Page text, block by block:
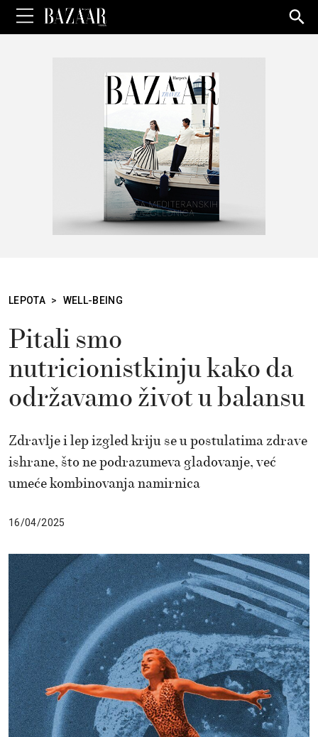
for:
LEPOTA > WELL-BEING
Pitali smo
nutricionistkinju kako da
održavamo život u balansu
Zdravlje i lep izgled kriju se u postulatima zdrave
ishrane, što ne podrazumeva gladovanje, već
umeće kombinovanja namirnica
16/04/2025